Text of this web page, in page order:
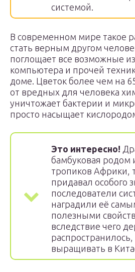
системой.
В современном мире такое
стать верным другом
поглощает все возможные
компьютера и прочей
доме. Цветок более чем на
от вредных для человека
уничтожает бактерии и
просто насыщает
Это интересно!
бамбуковая родом
тропиков Африки,
придавал особого
последователи
наградили её
полезными
вследствие чего
распространилось,
выращивать в